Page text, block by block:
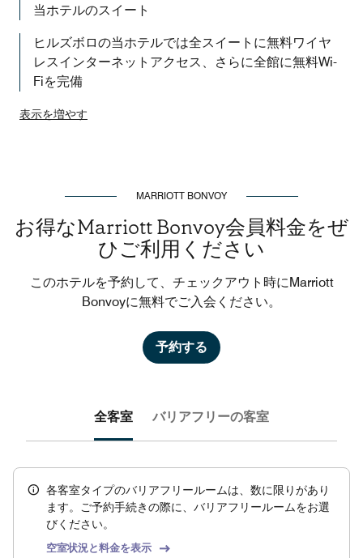
当ホテルのスイート
ヒルズボロの当ホテルでは全スイートに無料ワイヤ
レスインターネットアクセス、さらに全館に無料Wi-
Fiを完備
表示を増やす
MARRIOTT BONVOY
お得なMarriott Bonvoy会員料金をぜ
ひご利用ください
このホテルを予約して、チェックアウト時にMarriott
Bonvoyに無料でご入会ください。
予約する
全客室 バリアフリーの客室
各客室タイプのバリアフリールームは、数に限りがあり
ます。ご予約手続きの際に、バリアフリールームをお選
びください。
空室状況と料金を表示